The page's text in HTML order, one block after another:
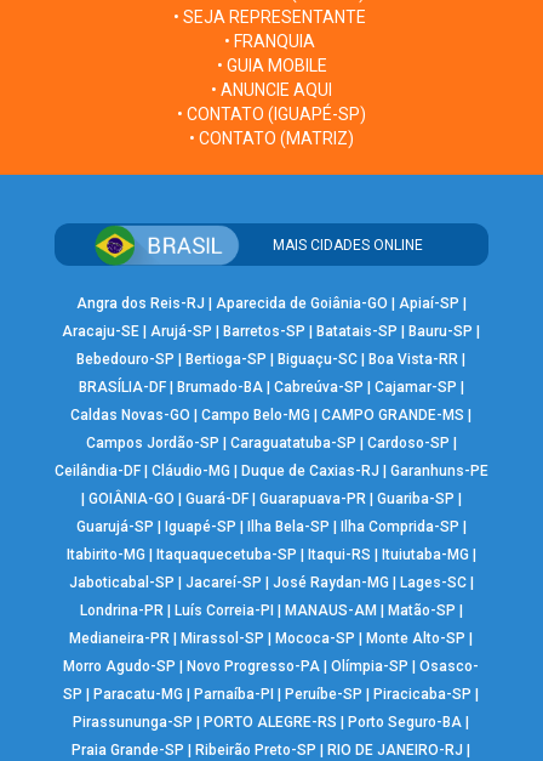
• SEJA REPRESENTANTE
• FRANQUIA
• GUIA MOBILE
• ANUNCIE AQUI
• CONTATO (IGUAPÉ-SP)
• CONTATO (MATRIZ)
MAIS CIDADES ONLINE
Angra dos Reis-RJ Aparecida de Goiânia-GO Apiaí-SP
Aracaju-SE |Arujá-SP Barretos-SP Batatais-SP Bauru-SP
Bebedouro-SP
Bertioga-SP Biguaçu-SC Boa Vista-RR
BRASÍLIA-DF| Brumado-BA| Cabreúva-SP Cajamar-SP
Caldas Novas-GO
|Campo Belo-MG |CAMPO GRANDE-MS
Campos Jordão-SP
Caraguatatuba-SP Cardoso-SP
Ceilândia-DF| Cláudio-MG Duque de Caxias-RJ
Garanhuns-PE
GOIÂNIA-GO Guará-DF| Guarapuava-PR| Guariba-SP
Guarujá-SP
Iguapé-SP Ilha Bela-SP Ilha Comprida-SP
Itabirito-MG
Itaquaquecetuba-SP Itaqui-RS Ituiutaba-MG
Jaboticabal-SP
Jacareí-SP José Raydan-MG Lages-SC|
Londrina-PR| Luís Correia-PI MANAUS-AM Matão-SP
Medianeira-PR
Mirassol-SP Mococa-SP Monte Alto-SP
Morro Agudo-SP
Novo Progresso-PA |Olímpia-SP |Osasco-
SP
Paracatu-MG Parnaíba-PI Peruíbe-SP Piracicaba-SP
Pirassununga-SP
PORTO ALEGRE-RS Porto Seguro-BA
Praia Grande-SP
Ribeirão Preto-SP RIO DE JANEIRO-RJ